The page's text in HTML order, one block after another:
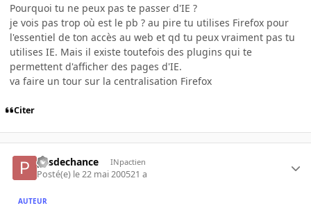
Pourquoi tu ne peux pas te passer d'IE ?
je vois pas trop où est le pb ? au pire tu utilises Firefox pour
l'essentiel de ton accès au web et qd tu peux vraiment pas tu
utilises IE. Mais il existe toutefois des plugins qui te
permettent d'afficher des pages d'IE.
va faire un tour sur la centralisation Firefox
Citer
pasdechance INpactien
Posté(e) le 22 mai 200521 a
AUTEUR